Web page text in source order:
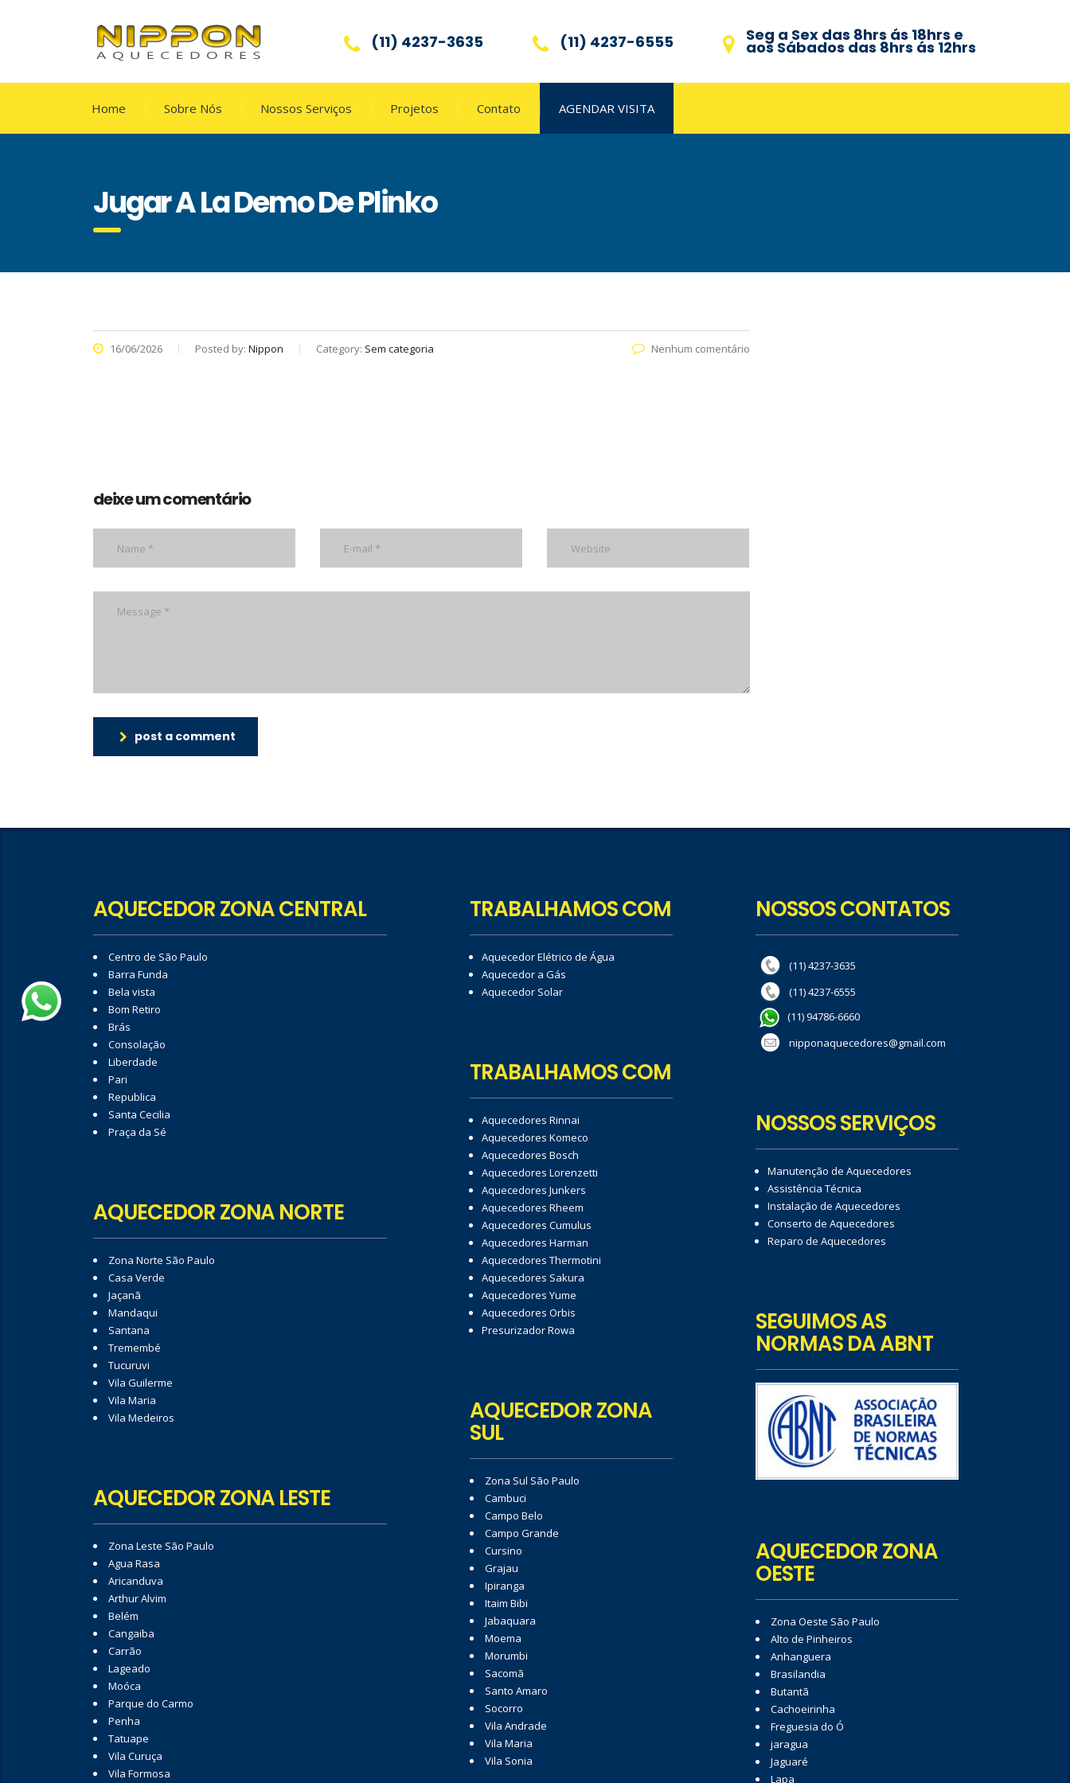
Seg a Sex das 8hrs ás 18hrs e
aos Sábados das 8hrs ás 12hrs
(11) 4237-6555
(11) 4237-3635
Home Sobre Nós Nossos Serviços Projetos Contato AGENDAR VISITA
Jugar A La Demo De Plinko
16/06/2026 Posted by: Nippon Category: Sem categoria Nenhum comentário
deixe um comentário
post a comment
AQUECEDOR ZONA CENTRAL
Centro de São Paulo
Barra Funda
Bela vista
Bom Retiro
Brás
Consolação
Liberdade
Pari
Republica
Santa Cecilia
Praça da Sé
AQUECEDOR ZONA NORTE
Zona Norte São Paulo
Casa Verde
Jaçanã
Mandaqui
Santana
Tremembé
Tucuruvi
Vila Guilerme
Vila Maria
Vila Medeiros
AQUECEDOR ZONA LESTE
Zona Leste São Paulo
Agua Rasa
Aricanduva
Arthur Alvim
Belém
Cangaiba
Carrão
Lageado
Moóca
Parque do Carmo
Penha
Tatuape
Vila Curuça
Vila Formosa
TRABALHAMOS COM
Aquecedor Elétrico de Água
Aquecedor a Gás
Aquecedor Solar
TRABALHAMOS COM
Aquecedores Rinnai
Aquecedores Komeco
Aquecedores Bosch
Aquecedores Lorenzetti
Aquecedores Junkers
Aquecedores Rheem
Aquecedores Cumulus
Aquecedores Harman
Aquecedores Thermotini
Aquecedores Sakura
Aquecedores Yume
Aquecedores Orbis
Presurizador Rowa
AQUECEDOR ZONA
SUL
Zona Sul São Paulo
Cambuci
Campo Belo
Campo Grande
Cursino
Grajau
Ipiranga
Itaim Bibi
Jabaquara
Moema
Morumbi
Sacomã
Santo Amaro
Socorro
Vila Andrade
Vila Maria
Vila Sonia
NOSSOS CONTATOS
(11) 4237-3635
(11) 4237-6555
(11) 94786-6660
nipponaquecedores@gmail.com
NOSSOS SERVIÇOS
Manutenção de Aquecedores
Assistência Técnica
Instalação de Aquecedores
Conserto de Aquecedores
Reparo de Aquecedores
SEGUIMOS AS
NORMAS DA ABNT
AQUECEDOR ZONA
OESTE
Zona Oeste São Paulo
Alto de Pinheiros
Anhanguera
Brasilandia
Butantã
Cachoeirinha
Freguesia do Ó
jaragua
Jaguaré
Lapa